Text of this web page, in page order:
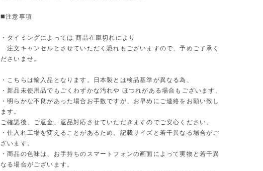
◼️注意事項
・タイミングによっては 商品在庫切れにより
注文キャンセルとさせていただく恐れもございますので、予めご了承く
ださいませ。
・こちらは輸入品となります。日本製とは検品基準が異なる為、
・新品未使用品でもごくわずかな汚れや ほつれがある場合もございます。
・明らかな不良があった場合お手数ですが、お早めにご連絡をお願い致し
ます。
ご確認後、ご返金、返品対応させていただきますのでご安心ください。
・仕入れ工場を変えることがあるため、記載サイズと若干異なる場合がご
ざいます。
・商品の色味は、お手持ちのスマートフォンの画面によって実物と若干異
なる場合がございます。